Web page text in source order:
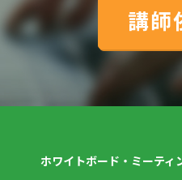
講師
ホワイトボード・ミーティ